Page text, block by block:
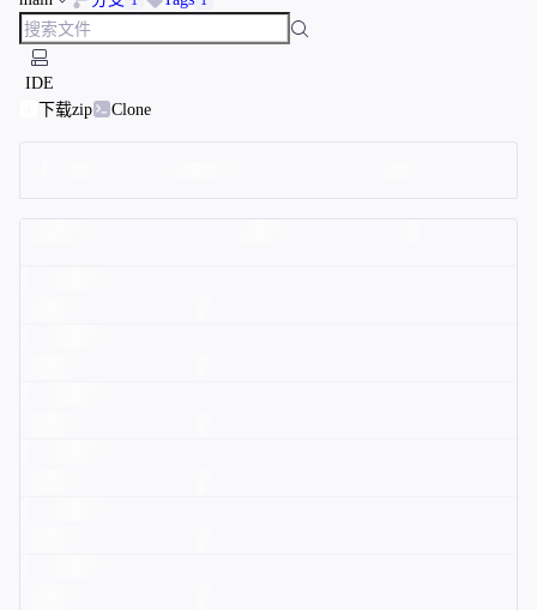
IDE
下载zip
Clone